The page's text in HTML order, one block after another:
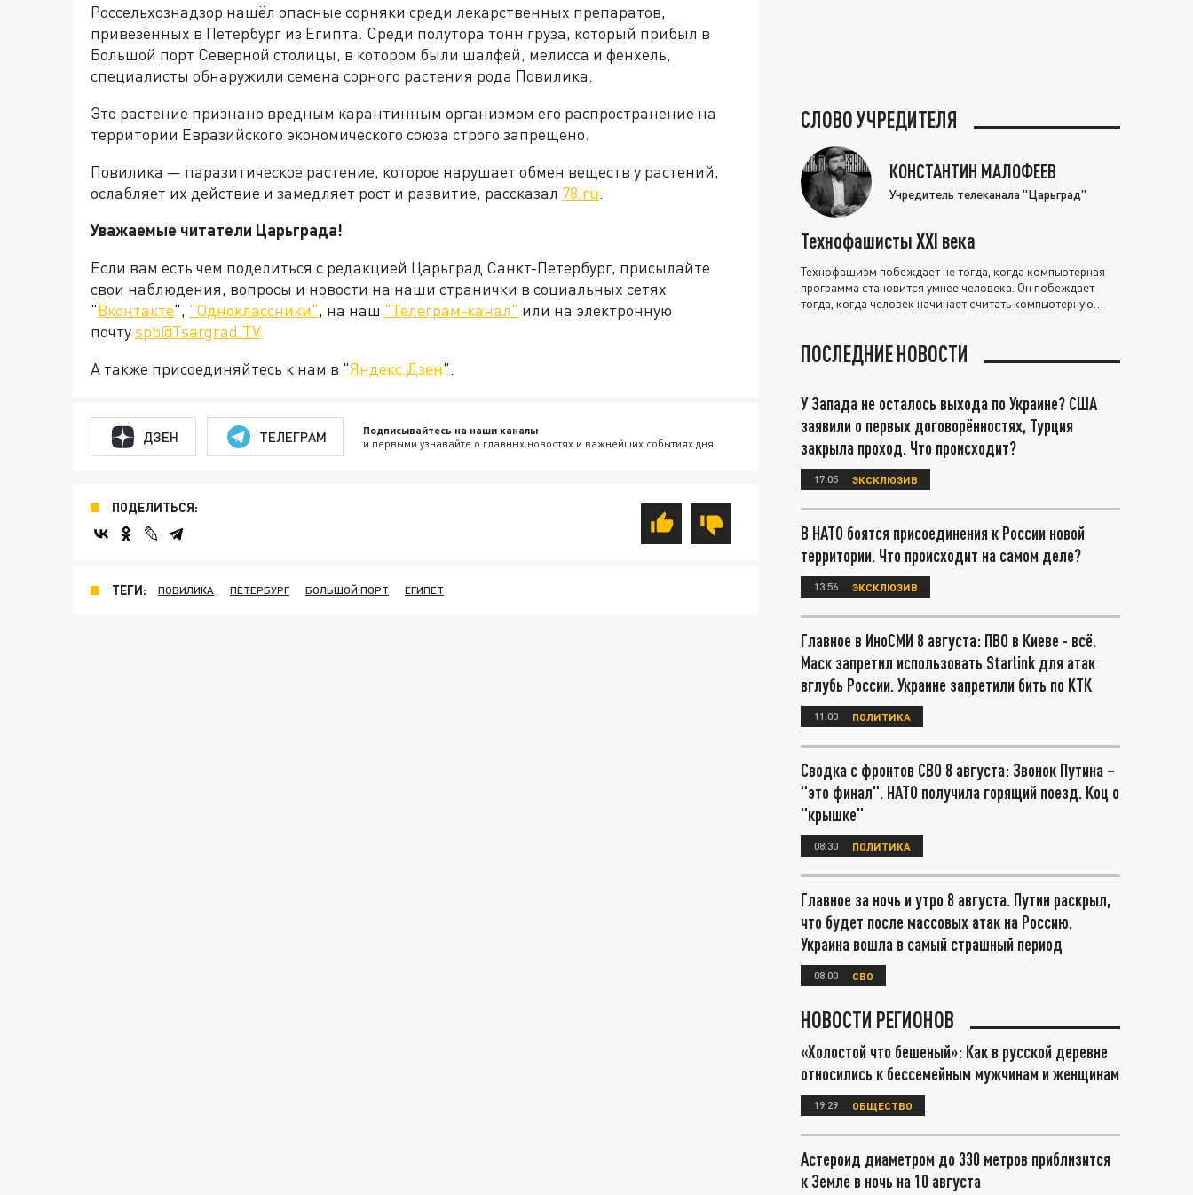
Россельхознадзор нашёл опасные сорняки среди лекарственных препаратов,
привезённых в Петербург из Египта. Среди полутора тонн груза, который прибыл в
Большой порт Северной столицы, в котором были шалфей, мелисса и фенхель,
специалисты обнаружили семена сорного растения рода Повилика.
Это растение признано вредным карантинным организмом его распространение на
территории Евразийского экономического союза строго запрещено.
Повилика — паразитическое растение, которое нарушает обмен веществ у растений,
ослабляет их действие и замедляет рост и развитие, рассказал 78.ru.
Уважаемые читатели Царьграда!
Если вам есть чем поделиться с редакцией Царьград Санкт-Петербург, присылайте
свои наблюдения, вопросы и новости на наши странички в социальных сетях
"Вконтакте", "Одноклассники", на наш "Телеграм-канал" или на электронную
почтуspb@Tsargrad.TV
А также присоединяйтесь к нам в "Яндекс.Дзен".
ДЗЕН ТЕЛЕГРАМ Подписывайтесь на наши каналы
и первыми узнавайте о главных новостях и важнейших событиях дня.
ПОДЕЛИТЬСЯ:
ТЕГИ: ПОВИЛИКА ПЕТЕРБУРГ БОЛЬШОЙ ПОРТ ЕГИПЕТ
СЛОВО УЧРЕДИТЕЛЯ
КОНСТАНТИН МАЛОФЕЕВ
Учредитель телеканала "Царьград"
Технофашисты XXI века
Технофашизм побеждает не тогда, когда компьютерная
программа становится умнее человека. Он побеждает
тогда, когда человек начинает считать компьютерную
ПОСЛЕДНИЕ НОВОСТИ
У Запада не осталось выхода по Украине? США
заявили о первых договорённостях, Турция
закрыла проход. Что происходит?
17:05 ЭКСКЛЮЗИВ
В НАТО боятся присоединения к России новой
территории. Что происходит на самом деле?
13:56 ЭКСКЛЮЗИВ
Главное в ИноСМИ 8 августа: ПВО в Киеве - всё.
Маск запретил использовать Starlink для атак
вглубь России. Украине запретили бить по КТК
11:00 ПОЛИТИКА
Сводка с фронтов СВО 8 августа: Звонок Путина –
"это финал". НАТО получила горящий поезд. Коц о
"крышке"
08:30 ПОЛИТИКА
Главное за ночь и утро 8 августа. Путин раскрыл,
что будет после массовых атак на Россию.
Украина вошла в самый страшный период
08:00 СВО
НОВОСТИ РЕГИОНОВ
«Холостой что бешеный»: Как в русской деревне
относились к бессемейным мужчинам и женщинам
19:29 ОБЩЕСТВО
Астероид диаметром до 330 метров приблизится
к Земле в ночь на 10 августа